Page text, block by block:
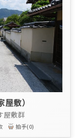
敷）
屋敷群
拍手(0)